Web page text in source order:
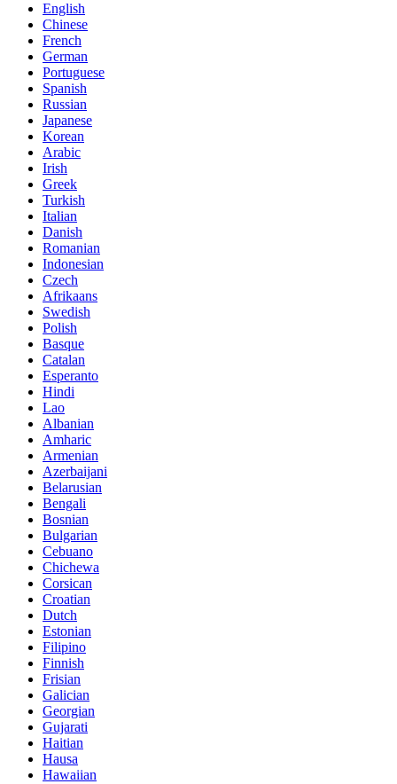
English
Chinese
French
German
Portuguese
Spanish
Russian
Japanese
Korean
Arabic
Irish
Greek
Turkish
Italian
Danish
Romanian
Indonesian
Czech
Afrikaans
Swedish
Polish
Basque
Catalan
Esperanto
Hindi
Lao
Albanian
Amharic
Armenian
Azerbaijani
Belarusian
Bengali
Bosnian
Bulgarian
Cebuano
Chichewa
Corsican
Croatian
Dutch
Estonian
Filipino
Finnish
Frisian
Galician
Georgian
Gujarati
Haitian
Hausa
Hawaiian